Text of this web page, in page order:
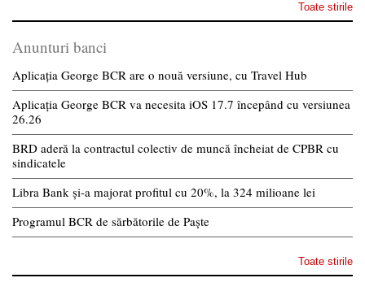
Toate stirile
Anunturi banci
Aplicația George BCR are o nouă versiune, cu Travel Hub
Aplicația George BCR va necesita iOS 17.7 începând cu versiunea
26.26
BRD aderă la contractul colectiv de muncă încheiat de CPBR cu
sindicatele
Libra Bank și-a majorat profitul cu 20%, la 324 milioane lei
Programul BCR de sărbătorile de Paște
Toate stirile